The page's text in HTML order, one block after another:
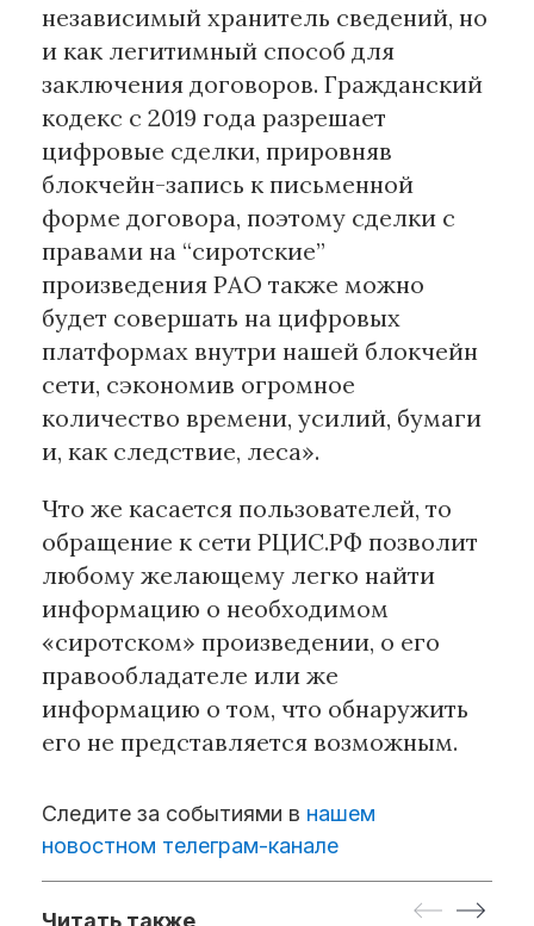
независимый хранитель сведений, но
и как легитимный способ для
заключения договоров. Гражданский
кодекс с 2019 года разрешает
цифровые сделки, прировняв
блокчейн-запись к письменной
форме договора, поэтому сделки с
правами на “сиротские”
произведения РАО также можно
будет совершать на цифровых
платформах внутри нашей блокчейн
сети, сэкономив огромное
количество времени, усилий, бумаги
и, как следствие, леса».
Что же касается пользователей, то
обращение к сети РЦИС.РФ позволит
любому желающему легко найти
информацию о необходимом
«сиротском» произведении, о его
правообладателе или же
информацию о том, что обнаружить
его не представляется возможным.
Следите за событиями в нашем
новостном телеграм-канале
Читать также